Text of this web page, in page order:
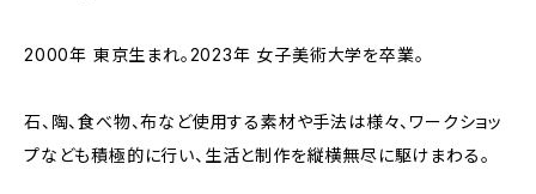
2000年 東京生まれ。2023年 女子美術大学を卒業。
石、陶、食べ物、布など使用する素材や手法は様々、ワークショッ
プなども積極的に行い、生活と制作を縦横無尽に駆けまわる。